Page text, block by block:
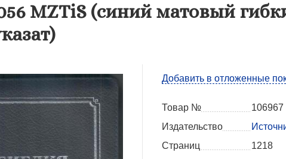
MZTiS (синий матовый
Добавить в отложенные
Товар №
106967
Издательство
Страниц
1218